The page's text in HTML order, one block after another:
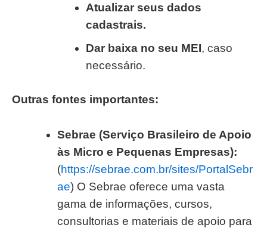
Atualizar seus dados
cadastrais.
Dar baixa no seu MEI, caso
necessário.
Outras fontes importantes:
Sebrae (Serviço Brasileiro de Apoio
às Micro e Pequenas Empresas):
(https://sebrae.com.br/sites/PortalSebr
ae) O Sebrae oferece uma vasta
gama de informações, cursos,
consultorias e materiais de apoio para